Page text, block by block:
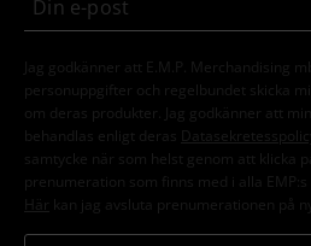
Jag godkänner att E.M.P. Merchandising
personuppgifter och regelbundet skicka
om deras produkter. Jag godkänner att
behandlas enligt deras
Datasekretesspolicy
samtycke när som helst genom att klicka
prenumeration som finns med i alla EMP:s
Här kan jag avsluta prenumerationen på